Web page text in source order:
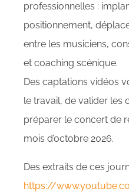
professionnelles :
positionnement,
entre les musiciens,
et coaching scénique.
Des captations vidéos
le travail, de valider les
préparer le concert de
mois d’octobre 2026.
Des extraits de ces
https://